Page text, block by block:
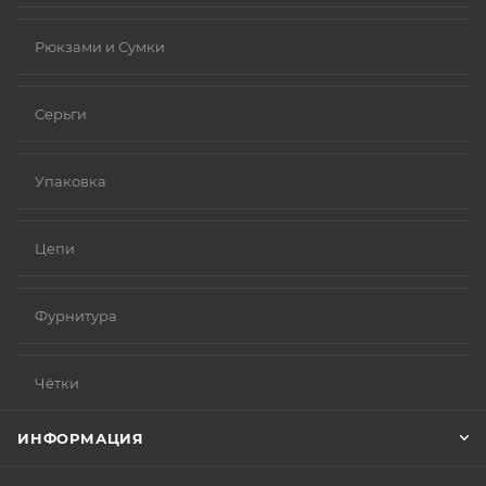
Рюкзами и Сумки
Серьги
Упаковка
Цепи
Фурнитура
Чётки
ИНФОРМАЦИЯ